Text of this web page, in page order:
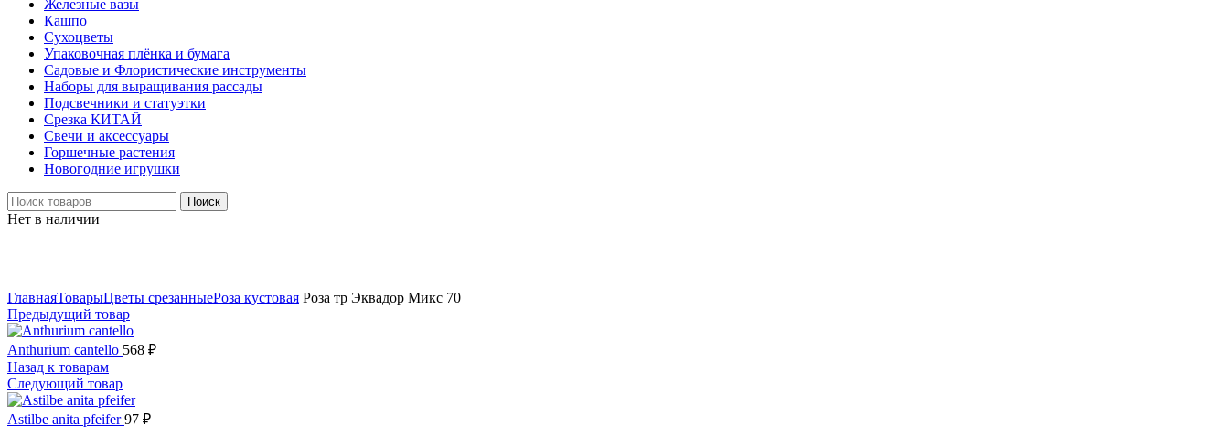
Железные вазы
Кашпо
Сухоцветы
Упаковочная плёнка и бумага
Садовые и Флористические инструменты
Наборы для выращивания рассады
Подсвечники и статуэтки
Срезка КИТАЙ
Свечи и аксессуары
Горшечные растения
Новогодние игрушки
Поиск
Нет в наличии
ГлавнаяТоварыЦветы срезанныеРоза кустовая Роза тр Эквадор Микс 70
Предыдущий товар
Anthurium cantello 568 ₽
Назад к товарам
Следующий товар
Astilbe anita pfeifer97 ₽